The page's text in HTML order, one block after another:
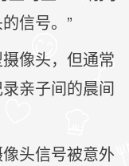
信号。”
像头，但通常
亲子间的晨间
头信号被意外